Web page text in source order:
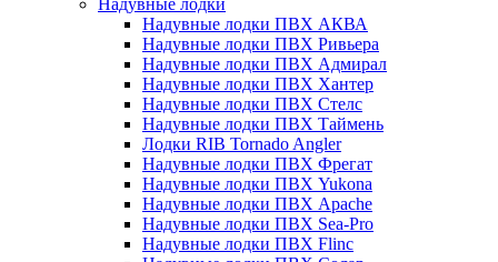
Надувные лодки
Надувные лодки ПВХ АКВА
Надувные лодки ПВХ Ривьера
Надувные лодки ПВХ Адмирал
Надувные лодки ПВХ Хантер
Надувные лодки ПВХ Стелс
Надувные лодки ПВХ Таймень
Лодки RIB Tornado Angler
Надувные лодки ПВХ Фрегат
Надувные лодки ПВХ Yukona
Надувные лодки ПВХ Apache
Надувные лодки ПВХ Sea-Pro
Надувные лодки ПВХ Flinc